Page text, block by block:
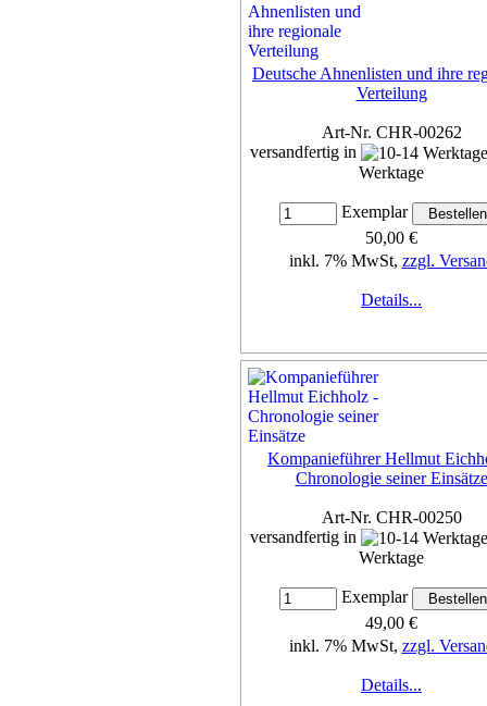
Deutsche Ahnenlisten und ihre
Verteilung
Art-Nr. CHR-00262
versandfertig in
Werktage
Exemplar
50,00 €
inkl. 7% MwSt, zzgl.
Details...
Kompanieführer Hellmut
Chronologie seiner Einsätze
Art-Nr. CHR-00250
versandfertig in
Werktage
Exemplar
49,00 €
inkl. 7% MwSt, zzgl.
Details...